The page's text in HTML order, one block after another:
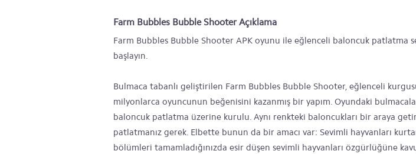
Farm Bubbles Bubble Shooter Açıklama
Farm Bubbles Bubble Shooter APK oyunu ile eğlenceli baloncuk patlatma
başlayın.
Bulmaca tabanlı geliştirilen Farm Bubbles Bubble Shooter, eğlenceli
milyonlarca oyuncunun beğenisini kazanmış bir yapım. Oyundaki
baloncuk patlatma üzerine kurulu. Aynı renkteki baloncukları bir araya
patlatmanız gerek. Elbette bunun da bir amacı var: Sevimli hayvanları
bölümleri tamamladığınızda esir düşen sevimli hayvanları özgürlüğüne